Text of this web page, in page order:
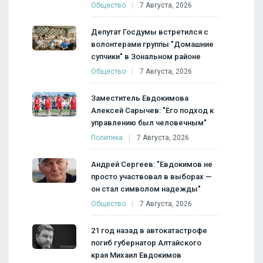
Общество 7 Августа, 2026
Депутат Госдумы встретился с
волонтерами группы "Домашние
супчики" в Зональном районе
Общество 7 Августа, 2026
Заместитель Евдокимова
Алексей Сарычев: "Его подход к
управлению был человечным"
Политика 7 Августа, 2026
Андрей Сергеев: "Евдокимов не
просто участвовал в выборах —
он стал символом надежды"
Общество 7 Августа, 2026
21 год назад в автокатастрофе
погиб губернатор Алтайского
края Михаил Евдокимов